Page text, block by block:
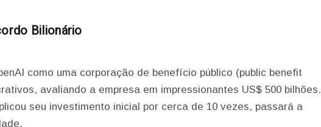
Bilionário
como uma corporação de benefício público (public benefit
avaliando a empresa em impressionantes US$ 500 bilhões.
seu investimento inicial por cerca de 10 vezes, passará a